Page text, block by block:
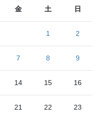
金 土 日
1 2
7 8 9
14 15 16
21 22 23